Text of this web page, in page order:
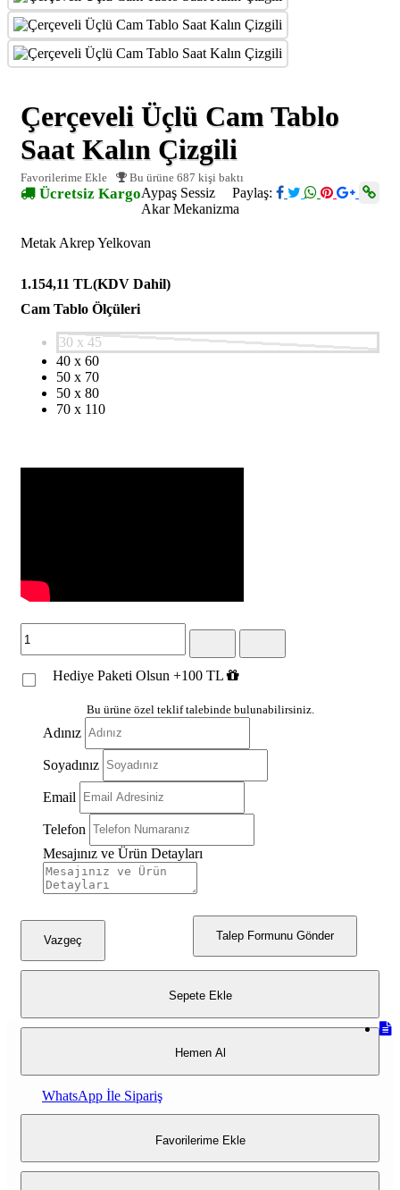
Çerçeveli Üçlü Cam Tablo
Saat Kalın Çizgili
Favorilerime Ekle Bu ürüne 687 kişi baktı
Ücretsiz Kargo Paylaş:
Aypaş Sessiz
Akar Mekanizma
Metak Akrep Yelkovan
1.154,11 TL(KDV Dahil)
Cam Tablo Ölçüleri
30 x 45
40 x 60
50 x 70
50 x 80
70 x 110
Hediye Paketi Olsun +100 TL
Bu ürüne özel teklif talebinde bulunabilirsiniz.
Adınız
Soyadınız
Email
Telefon
Mesajınız ve Ürün Detayları
Talep Formunu Gönder
Vazgeç
Sepete Ekle
Hemen Al
WhatsApp İle Sipariş
Favorilerime Ekle